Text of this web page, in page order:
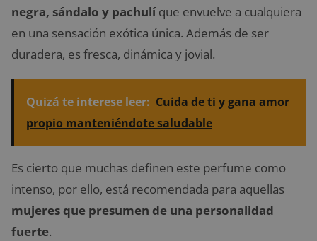
negra, sándalo y pachulíque envuelve a cualquiera
en una sensación exótica única. Además de ser
duradera, es fresca, dinámica y jovial.
Quizá te interese leer: Cuida de ti y gana amor
propio manteniéndote saludable
Es cierto que muchas definen este perfume como
intenso, por ello, está recomendada para aquellas
mujeres que presumen de una personalidad
fuerte.